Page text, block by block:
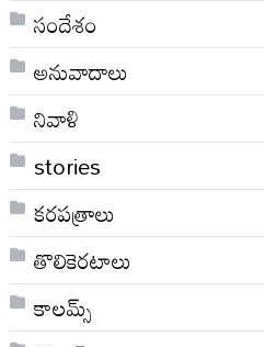
సందేశం
అనువాదాలు
నివాళి
stories
కరపత్రాలు
తొలికెరటాలు
కాలమ్స్